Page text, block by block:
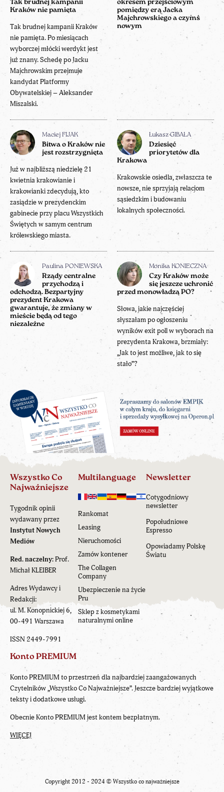
Tak brudnej kampanii
Kraków nie pamięta
Tak brudnej kampanii Kraków
nie pamięta. Po miesiącach
wyborczej młócki werdykt jest
już znany. Schedę po Jacku
Majchrowskim przejmuje
kandydat Platformy
Obywatelskiej – Aleksander
Miszalski.
okresem przejściowym
pomiędzy erą Jacka
Majchrowskiego a czymś
nowym
Maciej FIJAK
Bitwa o Kraków nie
jest rozstrzygnięta
Już w najbliższą niedzielę 21
kwietnia krakowianie i
krakowianki zdecydują, kto
zasiądzie w prezydenckim
gabinecie przy placu Wszystkich
Świętych w samym centrum
królewskiego miasta.
Łukasz GIBAŁA
Dziesięć
priorytetów dla
Krakowa
Krakowskie osiedla, zwłaszcza te
nowsze, nie sprzyjają relacjom
sąsiedzkim i budowaniu
lokalnych społeczności.
Paulina PONIEWSKA
Rządy centralne
przychodzą i
odchodzą. Bezpartyjny
prezydent Krakowa
gwarantuje, że zmiany w
mieście będą od tego
niezależne
Monika KONIECZNA
Czy Kraków może
się jeszcze uchronić
przed monowładzą PO?
Słowa, jakie najczęściej
słyszałam po ogłoszeniu
wyników exit poll w wyborach na
prezydenta Krakowa, brzmiały:
„Jak to jest możliwe, jak to się
stało”?
Wszystko Co
Najważniejsze
Tygodnik opinii
wydawany przez
Instytut Nowych
Mediów
Red. naczelny:Prof.
Michał KLEIBER
Adres Wydawcy i
Redakcji:
ul. M. Konopnickiej 6,
00-491 Warszawa
ISSN 2449-7991
Multilanguage
Rankomat
Leasing
Nieruchomości
Zamów kontener
The Collagen
Company
Ubezpieczenie na życie
Pru
Sklep z kosmetykami
naturalnymi online
Newsletter
Cotygodniowy
newsletter
Popołudniowe
Espresso
Opowiadamy Polskę
Światu
Konto PREMIUM
Konto PREMIUM to przestrzeń dla najbardziej zaangażowanych
Czytelników „Wszystko Co Najważniejsze”. Jeszcze bardziej wyjątkowe
teksty i dodatkowe usługi.
Obecnie Konto PREMIUM jest kontem bezpłatnym.
WIĘCEJ
Copyright 2012 - 2024 © Wszystko co najważniejsze